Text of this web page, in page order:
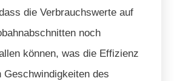
die Verbrauchswerte auf
noch
können, was die Effizienz
Geschwindigkeiten des